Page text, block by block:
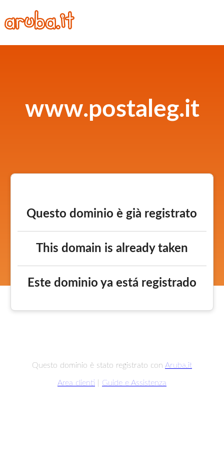
www.postaleg.it
Questo dominio è già registrato
This domain is already taken
Este dominio ya está registrado
Questo dominio è stato registrato con Aruba.it
Area clienti Guide e Assistenza